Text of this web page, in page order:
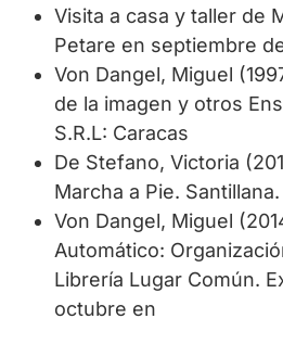
Visita a casa y taller de
Petare en septiembre
Von Dangel, Miguel
de la imagen y otros
S.R.L: Caracas
De Stefano, Victoria
Marcha a Pie. Santillana.
Von Dangel, Miguel
Automático:
Librería Lugar Común.
octubre en